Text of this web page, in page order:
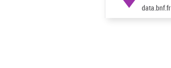
data.bnf.fr